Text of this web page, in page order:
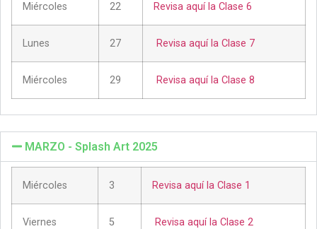
Miércoles 22 Revisa aquí la Clase 6
Lunes 27 Revisa aquí la Clase 7
Miércoles 29 Revisa aquí la Clase 8
MARZO - Splash Art 2025
Miércoles 3 Revisa aquí la Clase 1
Viernes 5 Revisa aquí la Clase 2